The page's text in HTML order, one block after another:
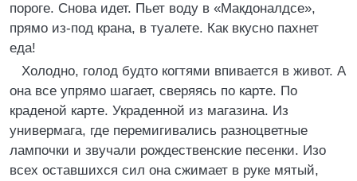
пороге. Снова идет. Пьет воду в «Макдоналдсе»,
прямо из-под крана, в туалете. Как вкусно пахнет
еда!
Холодно, голод будто когтями впивается в живот. А
она все упрямо шагает, сверяясь по карте. По
краденой карте. Украденной из магазина. Из
универмага, где перемигивались разноцветные
лампочки и звучали рождественские песенки. Изо
всех оставшихся сил она сжимает в руке мятый,